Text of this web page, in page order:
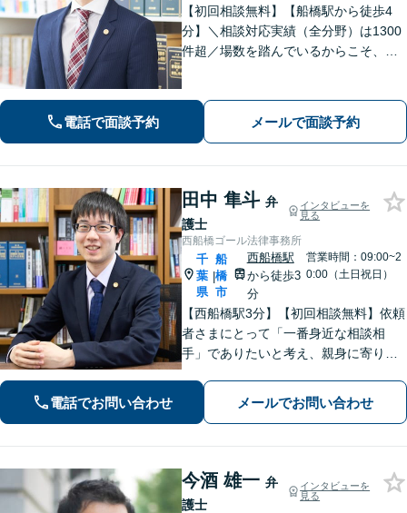
【初回相談無料】【船橋駅から徒歩4
分】＼相談対応実績（全分野）は1300
件超／場数を踏んでいるからこそ、相
ます。離婚問題・刑事事件・相続遺言
などでお悩みの方はお気軽にご相談く
電話で面談予約 メールで面談予約
田中 隼斗 弁
護士
インタビューを
見る
西船橋ゴール法律事務所
千
葉
県
|
船
橋
市
西船橋駅
から徒歩3
分
営業時間：09:00~2
0:00（土日祝日）
【西船橋駅3分】【初回相談無料】依頼
者さまにとって「一番身近な相談相
手」でありたいと考え、親身に寄り添
す。おひとりで悩まず、弁護士にご相
談ください。前向きな一歩を踏み出せ
電話でお問い合わせ メールでお問い合わせ
今酒 雄一 弁
護士
インタビューを
見る